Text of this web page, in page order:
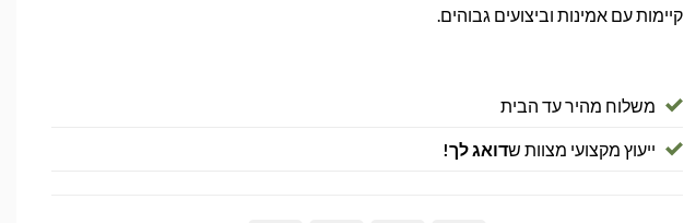
קיימות עם אמינות וביצועים גבוהים.
משלוח מהיר עד הבית
ייעוץ מקצועי מצוות שדואג לך!